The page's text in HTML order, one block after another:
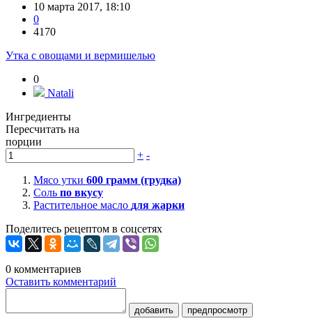
10 марта 2017, 18:10
0
4170
Утка с овощами и вермишелью
0
Natali
Ингредиенты
Пересчитать на
порции
+ -
Мясо утки 600 грамм (грудка)
Соль по вкусу
Растительное масло для жарки
Поделитесь рецептом в соцсетях
0 комментариев
Оставить комментарий
добавить предпросмотр